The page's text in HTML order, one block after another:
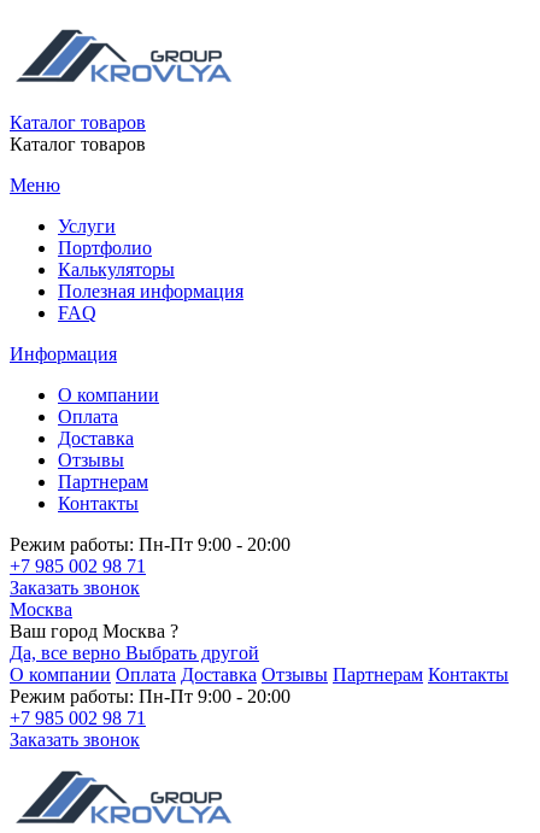
Каталог товаров
Каталог товаров
Меню
Услуги
Портфолио
Калькуляторы
Полезная информация
FAQ
Информация
О компании
Оплата
Доставка
Отзывы
Партнерам
Контакты
Режим работы: Пн-Пт 9:00 - 20:00
+7 985 002 98 71
Заказать звонок
Москва
Ваш город Москва ?
Да, все верно Выбрать другой
О компании Оплата Доставка Отзывы Партнерам Контакты
Режим работы: Пн-Пт 9:00 - 20:00
+7 985 002 98 71
Заказать звонок